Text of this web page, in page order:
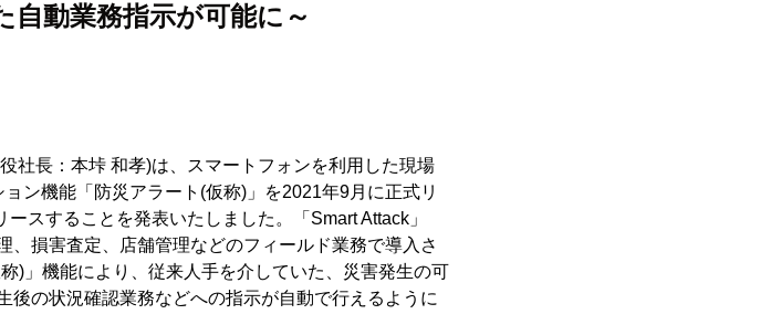
自動業務指示が可能に～
社長：本垰 和孝)は、スマートフォンを利用した現場
ン機能「防災アラート(仮称)」を2021年9月に正式リ
スすることを発表いたしました。「Smart Attack」
損害査定、店舗管理などのフィールド業務で導入さ
)」機能により、従来人手を介していた、災害発生の可
の状況確認業務などへの指示が自動で行えるように